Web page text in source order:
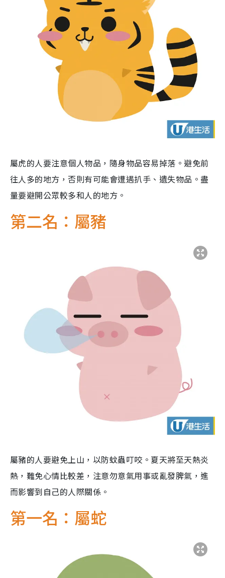
屬虎的人要注意個人物品，隨身物品容易掉落。避免前
往人多的地方，否則有可能會遭遇扒手、遺失物品。盡
量要避開公眾較多和人的地方。
第二名：屬豬
屬豬的人要避免上山，以防蚊蟲叮咬。夏天將至天熱炎
熱，難免心情比較差，注意勿意氣用事或亂發脾氣，進
而影響到自己的人際關係。
第一名：屬蛇